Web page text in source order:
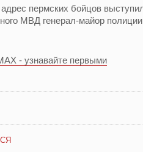
пермских бойцов
МВД генерал-майор
- узнавайте первыми